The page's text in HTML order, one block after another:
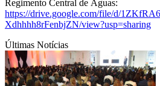
Regimento Central de Àguas:
https://drive.google.com/file/d/
Xdhhhh8rFenbjZN/view?usp=sharing
Últimas Notícias